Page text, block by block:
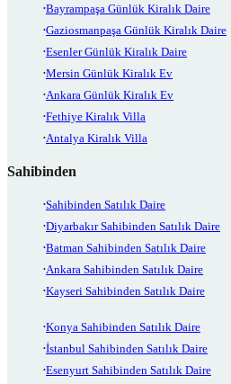
Bayrampaşa Günlük Kiralık Daire
Gaziosmanpaşa Günlük Kiralık Daire
Esenler Günlük Kiralık Daire
Mersin Günlük Kiralık Ev
Ankara Günlük Kiralık Ev
Fethiye Kiralık Villa
Antalya Kiralık Villa
Sahibinden
Sahibinden Satılık Daire
Diyarbakır Sahibinden Satılık Daire
Batman Sahibinden Satılık Daire
Ankara Sahibinden Satılık Daire
Kayseri Sahibinden Satılık Daire
Konya Sahibinden Satılık Daire
İstanbul Sahibinden Satılık Daire
Esenyurt Sahibinden Satılık Daire